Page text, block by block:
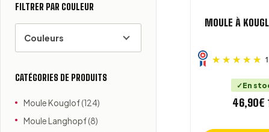
FILTRER PAR COULEUR
Couleurs
CATÉGORIES DE PRODUITS
Moule Kouglof(124)
Moule Langhopf(8)
MOULE À
En
46,90€